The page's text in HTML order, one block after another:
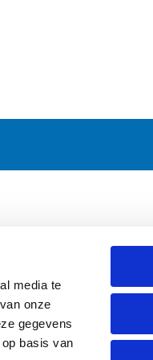
media te
onze
gegevens
basis van
Griendweg 53-55
3295 KV 's-Gravendeel
The Netherlands
Tel.+31 78 673 47 61